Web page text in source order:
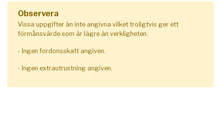
Observera
Vissa uppgifter än inte angivna vilket troligtvis ger ett
förmånsvärde som är lägre än verkligheten.
- Ingen fordonsskatt angiven.
- Ingen extrautrustning angiven.